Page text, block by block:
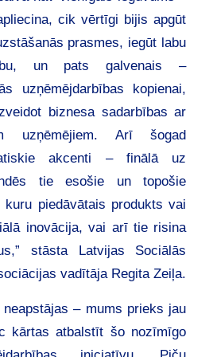
cik vērtīgi bijis apgūt
prasmes, iegūt labu
un pats galvenais –
uzņēmējdarbības kopienai,
biznesa sadarbības ar
uzņēmējiem. Arī šogad
akcenti – finālā uz
tie esošie un topošie
kuru piedāvātais produkts vai
inovācija, vai arī tie risina
stāsta Latvijas Sociālās
vadītāja Regita Zeiļa.
– mums prieks jau
kārtas atbalstīt šo nozīmīgo